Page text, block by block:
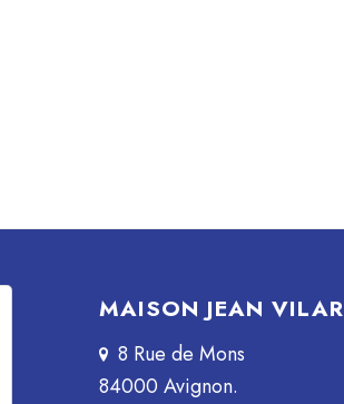
MAISON JEAN VILAR
8 Rue de Mons
84000 Avignon.